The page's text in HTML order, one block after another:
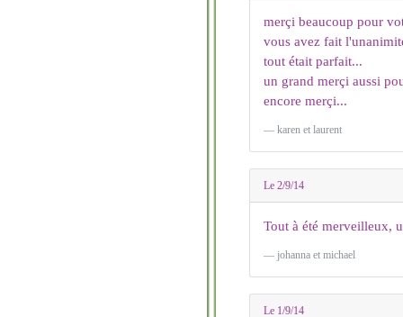
merçi beaucoup pour
vous avez fait
tout était parfait...
un grand merçi aussi
encore merçi...
karen et laurent
Le 2/9/14
Tout à été merveilleux,
johanna et michael
Le 1/9/14